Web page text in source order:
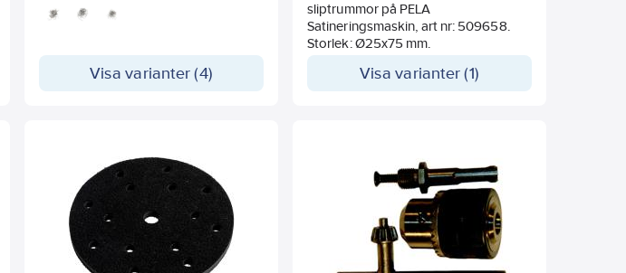
spruckna eller skadade plastdetaljer.
skapa en hållbar och stark
Visa varianter (4)
sliptrummor på PELA
Satineringsmaskin, art nr: 509658.
Storlek: Ø25x75 mm.
Visa varianter (1)